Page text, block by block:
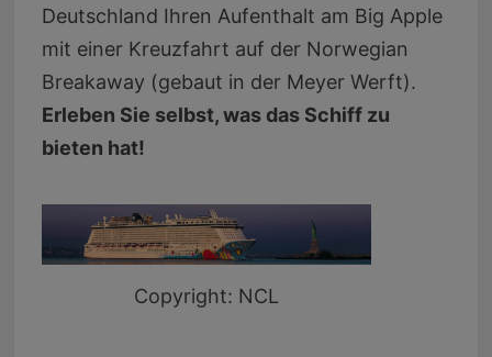
Deutschland Ihren Aufenthalt am Big Apple
mit einer Kreuzfahrt auf der Norwegian
Breakaway (gebaut in der Meyer Werft).
Erleben Sie selbst, was das Schiff zu
bieten hat!
Copyright: NCL